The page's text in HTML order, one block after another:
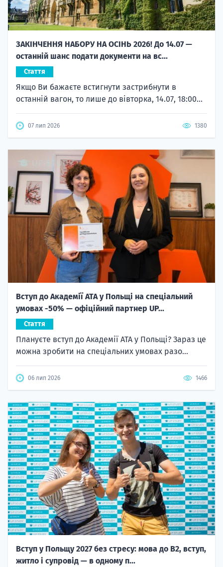
ЗАКІНЧЕННЯ НАБОРУ НА ОСІНЬ 2026! До 14.07 —
останній шанс подати документи на вс...
Стаття
Якщо Ви бажаєте встигнути застрибнути в
останній вагон, то лише до вівторка, 14.07, 18:00...
07 лип 2026 1380
Вступ до Академії ATA у Польщі на спеціальний
умовах -50% — офіційний партнер UP...
Стаття
Плануєте вступ до Академії ATA у Польщі? Зараз це
можна зробити на спеціальних умовах разо...
06 лип 2026 1466
Вступ у Польщу 2027 без стресу: мова до B2, вступ,
житло і супровід — в одному п...